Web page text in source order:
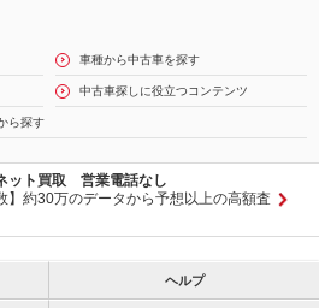
車種から中古車を探す
中古車探しに役立つコンテンツ
ら探す
ット買取 営業電話なし
】約30万のデータから予想以上の高額査
ヘルプ